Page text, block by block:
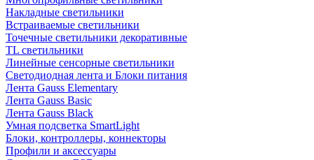
Накладные светильники
Встраиваемые светильники
Точечные светильники декоративные
TL светильники
Линейные сенсорные светильники
Светодиодная лента и Блоки питания
Лента Gauss Elementary
Лента Gauss Basic
Лента Gauss Black
Умная подсветка SmartLight
Блоки, контроллеры, коннекторы
Профили и аксессуары